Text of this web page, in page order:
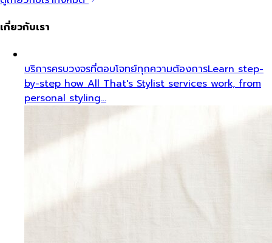
เกี่ยวกับเรา
บริการครบวงจรที่ตอบโจทย์ทุกความต้องการLearn step-
by-step how All That's Stylist services work, from
personal styling…